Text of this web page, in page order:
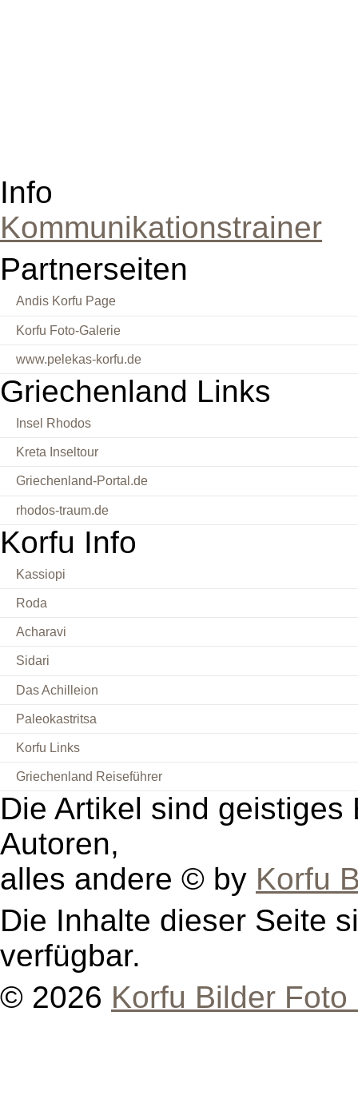
Info
Kommunikationstrainer
Partnerseiten
Andis Korfu Page
Korfu Foto-Galerie
www.pelekas-korfu.de
Griechenland Links
Insel Rhodos
Kreta Inseltour
Griechenland-Portal.de
rhodos-traum.de
Korfu Info
Kassiopi
Roda
Acharavi
Sidari
Das Achilleion
Paleokastritsa
Korfu Links
Griechenland Reiseführer
Die Artikel sind
Autoren,
alles andere © by Korfu
Die Inhalte dieser Seite
verfügbar.
© 2026 Korfu Bilder Foto